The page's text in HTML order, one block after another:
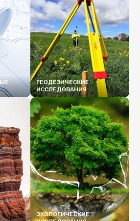
ГЕОДЕЗИЧЕСКИЕ
ИССЛЕДОВАНИЯ
ПОДРОБНЕЕ
ЭКОЛОГИЧЕСКИЕ